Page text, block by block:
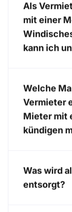
Als
mit einer
kann ich
Welche
Vermieter
Mieter mit
kündigen
Was wird
entsorgt?